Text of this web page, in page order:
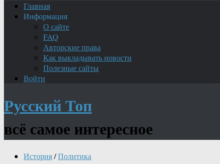
Главная
Информация
О сайте
FAQ
Авторские права
Как выкладывать новости
Полезные сайты
Войти
Русский Топ
всё самое интересное
История/Политика